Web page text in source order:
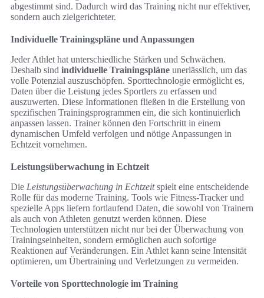
abgestimmt sind. Dadurch wird das Training nicht nur effektiver,
sondern auch zielgerichteter.
Individuelle Trainingspläne und Anpassungen
Jeder Athlet hat unterschiedliche Stärken und Schwächen.
Deshalb sind individuelle Trainingspläne unerlässlich, um das
volle Potenzial auszuschöpfen. Sporttechnologie ermöglicht es,
Daten über die Leistung jedes Sportlers zu erfassen und
auszuwerten. Diese Informationen fließen in die Erstellung von
spezifischen Trainingsprogrammen ein, die sich kontinuierlich
anpassen lassen. Trainer können den Fortschritt in einem
dynamischen Umfeld verfolgen und nötige Anpassungen in
Echtzeit vornehmen.
Leistungsüberwachung in Echtzeit
Die Leistungsüberwachung in Echtzeitspielt eine entscheidende
Rolle für das moderne Training. Tools wie Fitness-Tracker und
spezielle Apps liefern fortlaufend Daten, die sowohl von Trainern
als auch von Athleten genutzt werden können. Diese
Technologien unterstützen nicht nur bei der Überwachung von
Trainingseinheiten, sondern ermöglichen auch sofortige
Reaktionen auf Veränderungen. Ein Athlet kann seine Intensität
optimieren, um Übertraining und Verletzungen zu vermeiden.
Vorteile von Sporttechnologie im Training